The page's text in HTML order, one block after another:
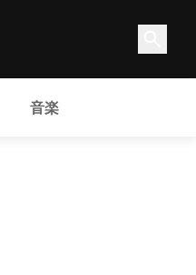
音楽